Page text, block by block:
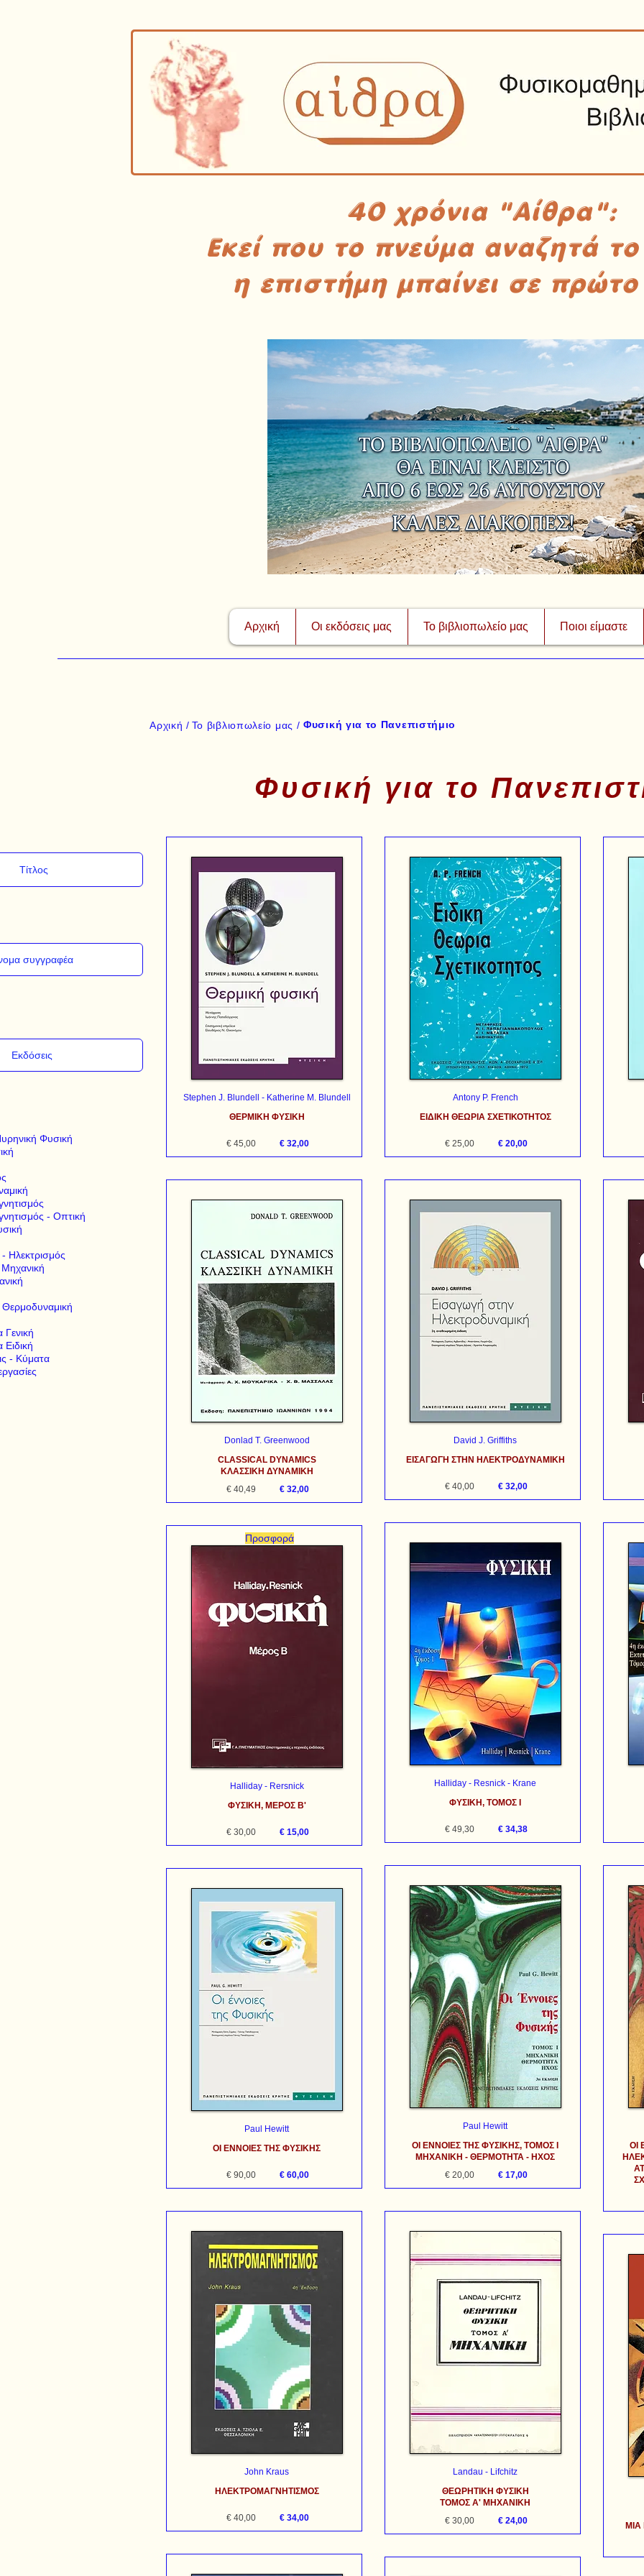
40 χρόνια "Αίθρα":
Εκεί που το πνεύμα αναζητά
η επιστήμη μπαίνει σε
Αρχική Οι εκδόσεις μας Το βιβλιοπωλείο μας Ποιοι είμαστε
Αρχική / Το βιβλιοπωλείο μας / Φυσική για το Πανεπιστήμιο
Φυσική για το
Φυσική
- Οπτική
Ηλεκτρισμός
Γενική
Ειδική
- Κύματα
Stephen J. Blundell - Katherine M. Blundell
ΘΕΡΜΙΚΗ ΦΥΣΙΚΗ
€ 45,00 € 32,00
Donlad T. Greenwood
CLASSICAL DYNAMICS
ΚΛΑΣΣΙΚΗ ΔΥΝΑΜΙΚΗ
€ 40,49
€ 32,00
Προσφορά
Halliday - Rersnick
ΦΥΣΙΚΗ, ΜΕΡΟΣ Β'
€ 30,00 € 15,00
Paul Hewitt
ΟΙ ΕΝΝΟΙΕΣ ΤΗΣ ΦΥΣΙΚΗΣ
€ 90,00 € 60,00
John Kraus
ΗΛΕΚΤΡΟΜΑΓΝΗΤΙΣΜΟΣ
€ 40,00 € 34,00
Antony P. French
ΕΙΔΙΚΗ ΘΕΩΡΙΑ ΣΧΕΤΙΚΟΤΗΤΟΣ
€ 25,00 € 20,00
David J. Griffiths
ΕΙΣΑΓΩΓΗ ΣΤΗΝ ΗΛΕΚΤΡΟΔΥΝΑΜΙΚΗ
€ 40,00 € 32,00
Halliday - Resnick - Krane
ΦΥΣΙΚΗ, ΤΟΜΟΣ Ι
€ 49,30 € 34,38
Paul Hewitt
ΟΙ ΕΝΝΟΙΕΣ ΤΗΣ ΦΥΣΙΚΗΣ, ΤΟΜΟΣ Ι
ΜΗΧΑΝΙΚΗ - ΘΕΡΜΟΤΗΤΑ - ΗΧΟΣ
€ 20,00
€ 17,00
Landau - Lifchitz
ΘΕΩΡΗΤΙΚΗ ΦΥΣΙΚΗ
ΤΟΜΟΣ Α' ΜΗΧΑΝΙΚΗ
€ 30,00
€ 24,00
ΟΙ
ΜΙΑ